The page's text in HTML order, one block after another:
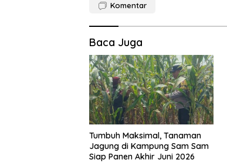
Komentar
Baca Juga
Tumbuh Maksimal, Tanaman
Jagung di Kampung Sam Sam
Siap Panen Akhir Juni 2026